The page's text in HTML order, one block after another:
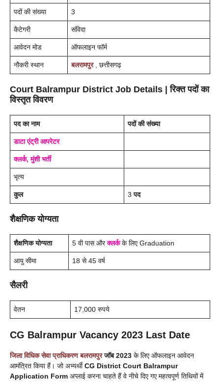
पदों की संख्या 3
कैटेगरी संविदा
आवेदन मोड ऑफलाइन फॉर्म
नौकरी स्थान बलरामपुर , छत्तीसगढ़
Court Balrampur District Job Details | रिक्त पदों का
विस्तृत विवरण
पद का नाम पदों की संख्या
डाटा एंट्री आपरेटर
क्लर्क, मुंशी भर्ती
भृत्य
कुल 3पद
शैक्षणिक योग्यता
शैक्षणिक योग्यता 5 वी पास और क्लर्कके लिए Graduation
आयु सीमा 18 से 45 वर्ष
सैलरी
वेतन 17,000 रुपये
CG Balrampur Vacancy 2023 Last Date
जिला विधिक सेवा प्राधिकरण बलरामपुर जॉब 2023 के लिए ऑफलाइन आवेदन
आमंत्रित किया हैं। जो अभ्यर्थीCG District Court Balrampur
Application Form अप्लाई करना चाहते हैं वे नीचे दिए गए महत्वपूर्ण तिथियों में